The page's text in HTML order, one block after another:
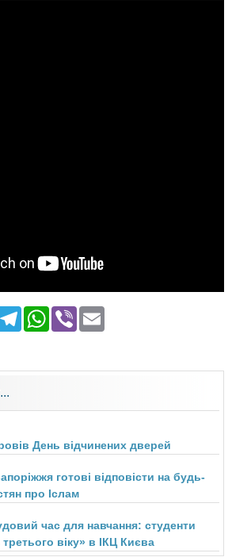
Telegram
WhatsApp
Viber
День відчинених дверей
готові відповісти на будь-
про Іслам
час для навчання: студенти
третього віку» в ІКЦ Києва